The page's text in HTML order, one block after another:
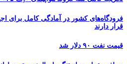
فرودگاه‌های کشور در آمادگی کامل برای
قرار دارند
قیمت نفت ۹۰ دلار شد